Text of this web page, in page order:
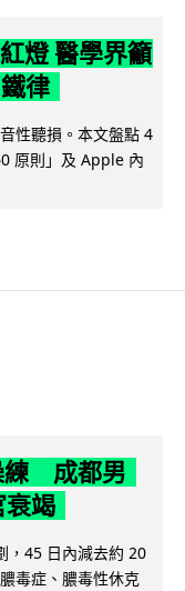
燈 醫學界籲
律
性聽損。本文盤點 4
原則」及 Apple 內
練 成都男
竭
，45 日內減去約 20
毒症、膿毒性休克